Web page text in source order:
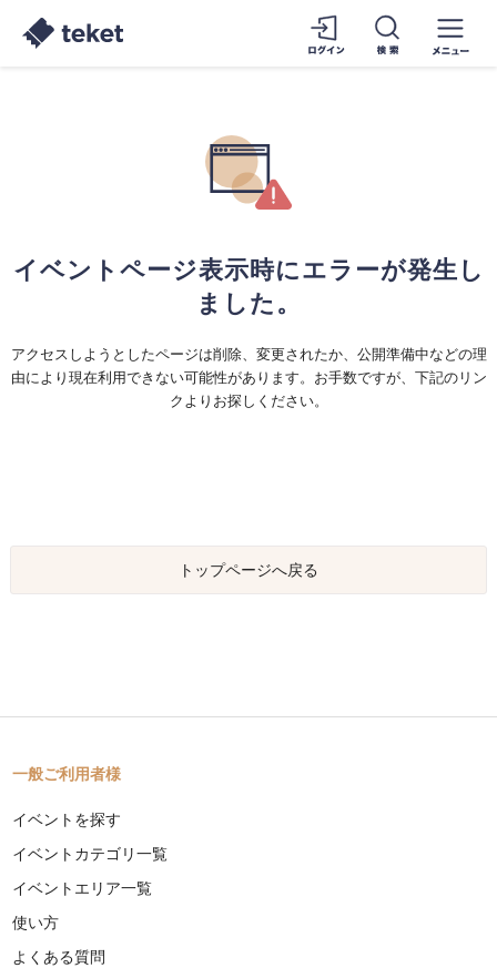
イベントページ表示時にエラーが発生し
ました。
アクセスしようとしたページは削除、変更されたか、公開準備中などの理
由により現在利用できない可能性があります。お手数ですが、下記のリン
クよりお探しください。
トップページへ戻る
一般ご利用者様
イベントを探す
イベントカテゴリ一覧
イベントエリア一覧
使い方
よくある質問